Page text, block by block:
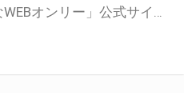
「とらのあなWEBオンリー」公式サイトでとらのあな通販の「割引クーポン」を配布中！ イベントごとに開催当日限定で使える割引クーポンのシリアルコードを発行します。 とらのあなWEBオンリーのページをチェックして、イベント当日にお得にお買い物を楽しみましょう♪ ※本キャンペーンは予告なく終了する場合がございます。 とらのあなWEBオンリーサイトはこちら